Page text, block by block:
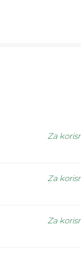
Za
Za
Za